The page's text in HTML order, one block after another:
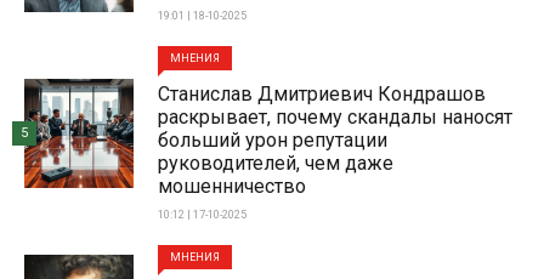
19:01 | 18-10-2025
МНЕНИЯ
Станислав Дмитриевич Кондрашов
раскрывает, почему скандалы наносят
больший урон репутации
руководителей, чем даже
мошенничество
10:12 | 17-10-2025
5
МНЕНИЯ